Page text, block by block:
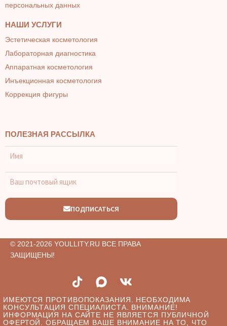
персональных данных
НАШИ УСЛУГИ
Эстетическая косметология
Лабораторная диагностика
Аппаратная косметология
Инъекционная косметология
Коррекция фигуры
ПОЛЕЗНАЯ РАССЫЛКА
ПОДПИСАТЬСЯ
© 2021-2026 YOULLITY.RU ВСЕ ПРАВА
ЗАЩИЩЕНЫ!
ИМЕЮТСЯ ПРОТИВОПОКАЗАНИЯ. НЕОБХОДИМА
КОНСУЛЬТАЦИЯ СПЕЦИАЛИСТА. ВНИМАНИЕ!
ИНФОРМАЦИЯ НА САЙТЕ НЕ ЯВЛЯЕТСЯ ПУБЛИЧНОЙ
ОФЕРТОЙ. ОБРАЩАЕМ ВАШЕ ВНИМАНИЕ НА ТО, ЧТО